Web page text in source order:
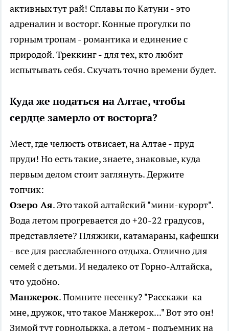
активных тут рай! Сплавы по Катуни - это
адреналин и восторг. Конные прогулки по
горным тропам - романтика и единение с
природой. Треккинг - для тех, кто любит
испытывать себя. Скучать точно времени будет.
Куда же податься на Алтае, чтобы
сердце замерло от восторга?
Мест, где челюсть отвисает, на Алтае - пруд
пруди! Но есть такие, знаете, знаковые, куда
первым делом стоит заглянуть. Держите
топчик:
Озеро Ая. Это такой алтайский "мини-курорт".
Вода летом прогревается до +20-22 градусов,
представляете? Пляжики, катамараны, кафешки
- все для расслабленного отдыха. Отлично для
семей с детьми. И недалеко от Горно-Алтайска,
что удобно.
Манжерок. Помните песенку? "Расскажи-ка
мне, дружок, что такое Манжерок..." Вот это он!
Зимой тут горнолыжка, а летом - подъемник на